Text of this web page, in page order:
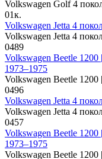
Volkswagen Golf 4
01к.
Volkswagen Jetta 4
Volkswagen Jetta 4
0489
Volkswagen Beetle
1973–1975
Volkswagen Beetle
0496
Volkswagen Jetta 4
Volkswagen Jetta 4
0457
Volkswagen Beetle
1973–1975
Volkswagen Beetle 1200